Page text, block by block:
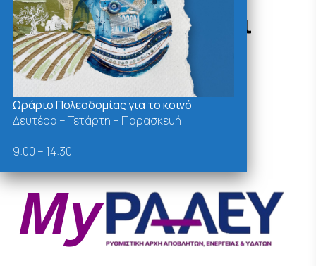
Δράσεις - Χρήσιμοι
Σύνδεσμοι
Ωράριο Πολεοδομίας για το κοινό
Δευτέρα – Τετάρτη – Παρασκευή
9:00 – 14:30